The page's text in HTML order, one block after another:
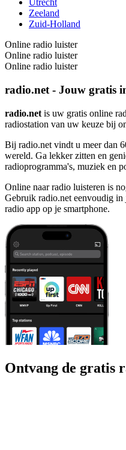
Utrecht
Zeeland
Zuid-Holland
Online radio luister
Online radio luister
Online radio luister
radio.net - Jouw gratis
radio.net is uw gratis online
radiostation van uw keuze bij
Bij radio.net vindt u meer dan
wereld. Ga lekker zitten en
radioprogramma's, muziek en
Online naar radio luisteren is
Gebruik radio.net eenvoudig
radio app op je smartphone.
Ontvang de gratis